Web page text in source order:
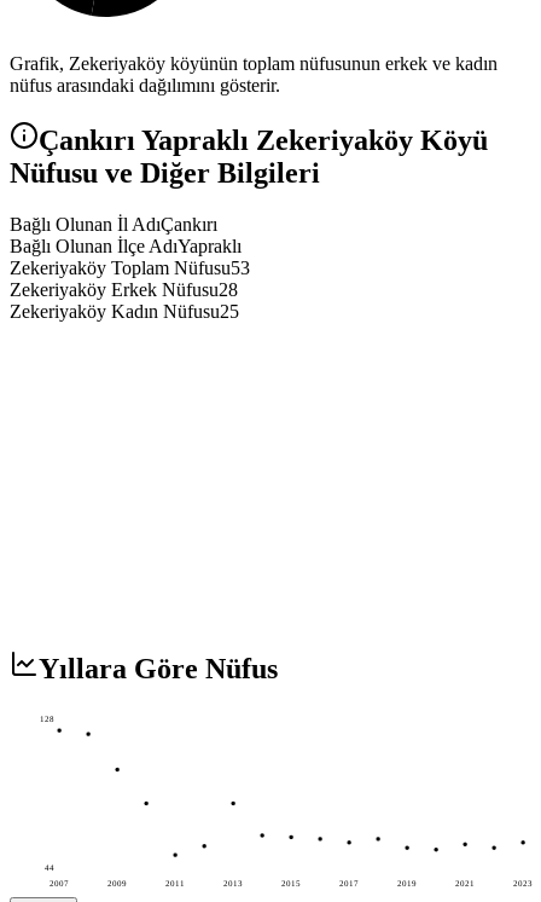
Grafik, Zekeriyaköy köyünün toplam nüfusunun erkek ve kadın
nüfus arasındaki dağılımını gösterir.
Çankırı Yapraklı Zekeriyaköy Köyü
Nüfusu ve Diğer Bilgileri
Bağlı Olunan İl AdıÇankırı
Bağlı Olunan İlçe AdıYapraklı
Zekeriyaköy Toplam Nüfusu53
Zekeriyaköy Erkek Nüfusu28
Zekeriyaköy Kadın Nüfusu25
Yıllara Göre Nüfus
2007 2009 2011 2013 2015 2017 2019 2021 2023
128
44